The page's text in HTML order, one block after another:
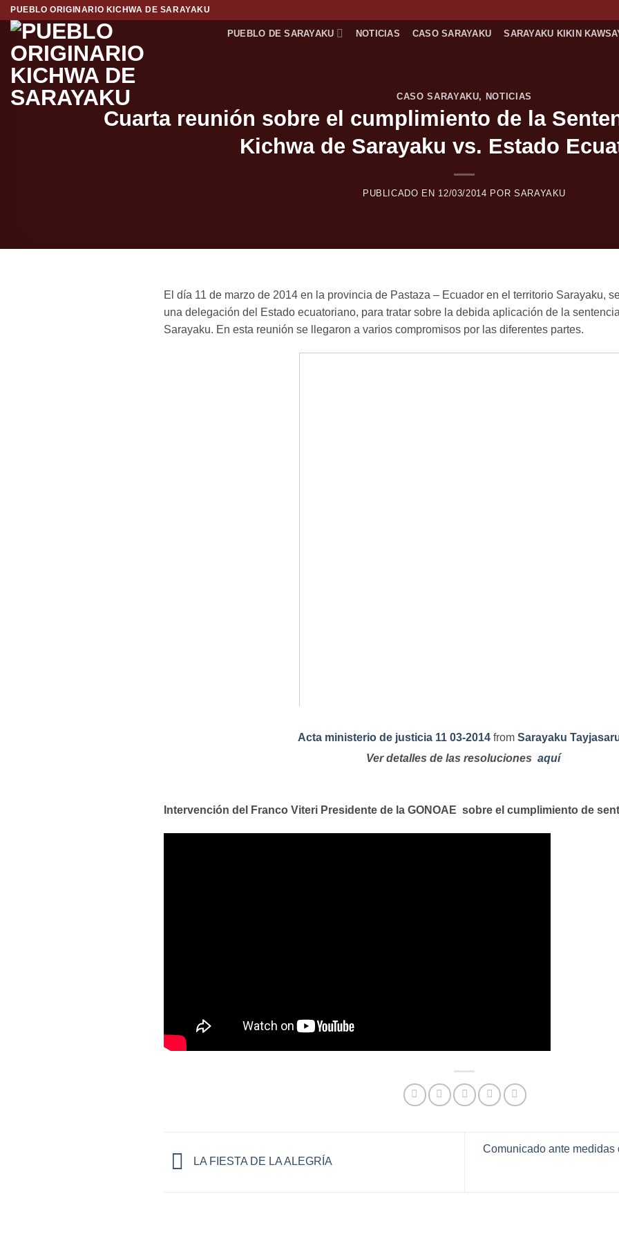
Saltar
contenido
PUEBLO ORIGINARIO KICHWA DE SARAYAKU
PUEBLO DE SARAYAKU NOTICIAS CASO SARAYAKU SARAYAKU KIKIN
CASO SARAYAKU, NOTICIAS
Cuarta reunión sobre el cumplimiento de la
Kichwa de Sarayaku vs. Estado
PUBLICADO EN 12/03/2014 POR SARAYAKU
El día 11 de marzo de 2014 en la provincia de Pastaza – Ecuador en el territorio Sarayaku,
una delegación del Estado ecuatoriano, para tratar sobre la debida aplicación de la
Sarayaku. En esta reunión se llegaron a varios compromisos por las diferentes partes.
Acta ministerio de justicia 11 03-2014 from Sarayaku
Ver detalles de las resoluciones aquí
Intervención del Franco Viteri Presidente de la GONOAE sobre el cumplimiento de
LA FIESTA DE LA ALEGRÍA
Comunicado ante